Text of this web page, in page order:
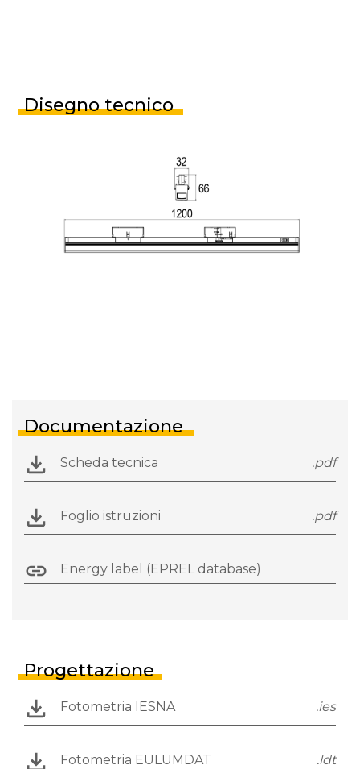
Disegno tecnico
Documentazione
Scheda tecnica .pdf
Foglio istruzioni .pdf
Energy label (EPREL database)
Progettazione
Fotometria IESNA .ies
Fotometria EULUMDAT .ldt